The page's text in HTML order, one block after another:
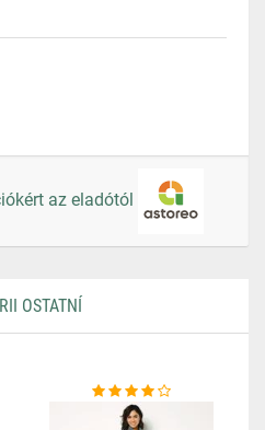
az eladótól
OSTATNÍ